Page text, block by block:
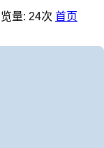
量: 24次 首页